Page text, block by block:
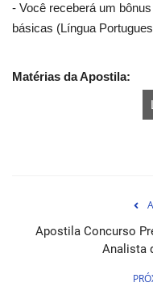
- Você receberá um
básicas (Língua
Matérias da Apostila:
Apostila Concurso
Analista